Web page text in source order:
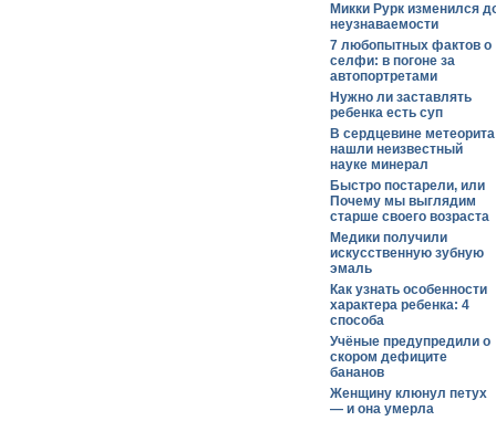
Микки Рурк изменился
неузнаваемости
7 любопытных фактов о
селфи: в погоне за
автопортретами
Нужно ли заставлять
ребенка есть суп
В сердцевине метеорита
нашли неизвестный
науке минерал
Быстро постарели, или
Почему мы выглядим
старше своего возраста
Медики получили
искусственную зубную
эмаль
Как узнать особенности
характера ребенка: 4
способа
Учёные предупредили о
скором дефиците
бананов
Женщину клюнул петух
— и она умерла